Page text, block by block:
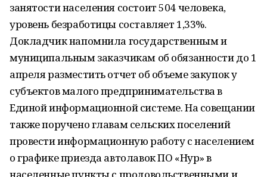
занятости населения состоит 504 человека,
уровень безработицы составляет 1,33%.
Докладчик напомнила государственным и
муниципальным заказчикам об обязанности до 1
апреля разместить отчет об объеме закупок у
субъектов малого предпринимательства в
Единой информационной системе. На совещании
также поручено главам сельских поселений
провести информационную работу с населением
о графике приезда автолавок ПО «Нур» в